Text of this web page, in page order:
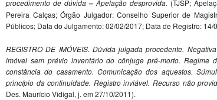
procedimento de dúvida–Apelação desprovida. (TJSP;
Pereira Calças; Órgão Julgador: Conselho Superior de
Públicos; Data do Julgamento: 02/02/2017; Data de Registro: 14/
REGISTRO DE IMÓVEIS. Dúvida julgada procedente.
imóvel sem prévio inventário do cônjuge pré-morto.
constância do casamento. Comunicação dos aquestos.
princípio da continuidade. Registro inviável. Recurso não
Des. Maurício Vidigal, j. em 27/10/2011).